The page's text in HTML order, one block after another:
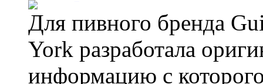
Для пивного бренда
York разработала
информацию с